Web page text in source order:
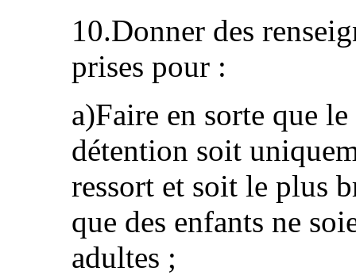
10.Donner des
prises pour :
a)Faire en sorte que
détention soit
ressort et soit le plus
que des enfants ne
adultes ;